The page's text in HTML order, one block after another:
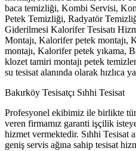
baca temizliği, Kombi Servisi,
Petek Temizliği, Radyatör
Giderilmesi Kalorifer Tesisatı
Montajı, Kalorifer petek montajı,
montajı, Kalorifer petek yıkama,
klozet tamiri montajı petek
su tesisat alanında olarak hızlıca
Bakırköy Tesisatçı Sıhhi Tesisat
Profesyonel ekibimiz ile birlikte
veren firmamız garanti işçilik
hizmet vermektedir. Sıhhi Tesisat
geniş servis ağına sahip tesisat